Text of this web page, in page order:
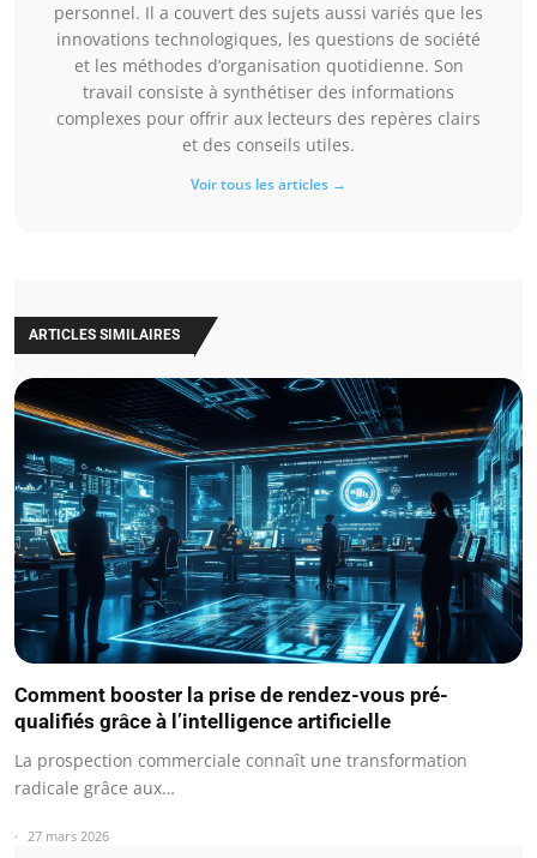
personnel. Il a couvert des sujets aussi variés que les
innovations technologiques, les questions de société
et les méthodes d’organisation quotidienne. Son
travail consiste à synthétiser des informations
complexes pour offrir aux lecteurs des repères clairs
et des conseils utiles.
Voir tous les articles →
ARTICLES SIMILAIRES
Comment booster la prise de rendez-vous pré-
qualifiés grâce à l’intelligence artificielle
La prospection commerciale connaît une transformation
radicale grâce aux…
27 mars 2026